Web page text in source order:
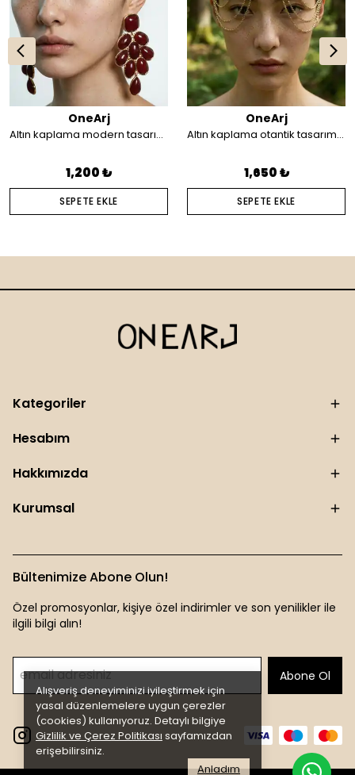
Alışveriş deneyiminizi iyileştirmek için
yasal düzenlemelere uygun çerezler
(cookies) kullanıyoruz. Detaylı bilgiye
Gizlilik ve Çerez Politikası sayfamızdan
erişebilirsiniz.
Anladım
OneArj
Altın kaplama modern tasarım küpe
1,200 ₺
SEPETE EKLE
OneArj
Altın kaplama otantik tasarım saç aksesuarı
1,650 ₺
SEPETE EKLE
Kategoriler
Hesabım
Hakkımızda
Kurumsal
Bültenimize Abone Olun!
Özel promosyonlar, kişiye özel indirimler ve son yenilikler ile
ilgili bilgi alın!
Abone Ol